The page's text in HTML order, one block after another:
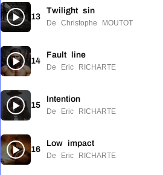
13
Twilight sin
De Christophe MOUTOT
14
Fault line
De Eric RICHARTE
15
Intention
De Eric RICHARTE
16
Low impact
De Eric RICHARTE